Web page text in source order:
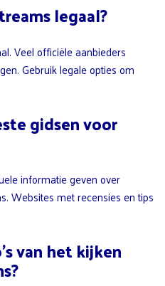
legaal?
Veel officiële aanbieders
Gebruik legale opties om
gidsen voor
informatie geven over
Websites met recensies en tips
van het kijken